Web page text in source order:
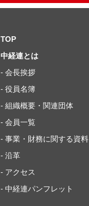
TOP
中経連とは
- 会長挨拶
- 役員名簿
- 組織概要・関連団体
- 会員一覧
- 事業・財務に関する資料
- 沿革
- アクセス
- 中経連パンフレット